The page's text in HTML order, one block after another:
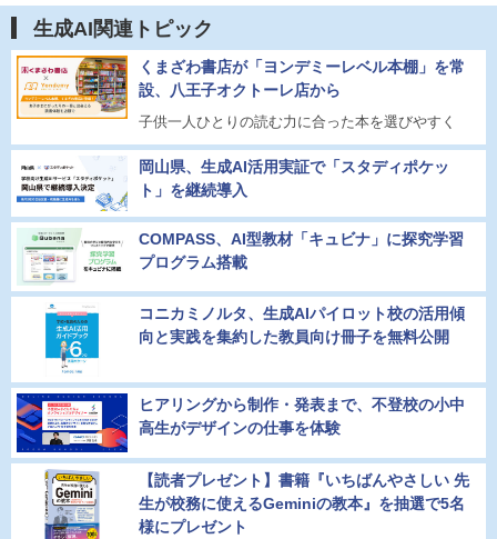
生成AI関連トピック
くまざわ書店が「ヨンデミーレベル本棚」を常
設、八王子オクトーレ店から
子供一人ひとりの読む力に合った本を選びやすく
岡山県、生成AI活用実証で「スタディポケッ
ト」を継続導入
COMPASS、AI型教材「キュビナ」に探究学習
プログラム搭載
コニカミノルタ、生成AIパイロット校の活用傾
向と実践を集約した教員向け冊子を無料公開
ヒアリングから制作・発表まで、不登校の小中
高生がデザインの仕事を体験
【読者プレゼント】書籍『いちばんやさしい 先
生が校務に使えるGeminiの教本』を抽選で5名
様にプレゼント